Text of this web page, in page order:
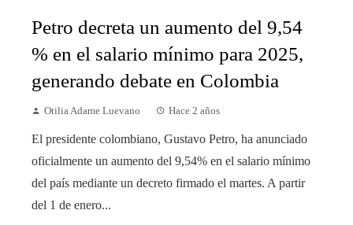
Petro decreta un aumento del 9,54
% en el salario mínimo para 2025,
generando debate en Colombia
Otilia Adame Luevano Hace 2 años
El presidente colombiano, Gustavo Petro, ha anunciado
oficialmente un aumento del 9,54% en el salario mínimo
del país mediante un decreto firmado el martes. A partir
del 1 de enero...